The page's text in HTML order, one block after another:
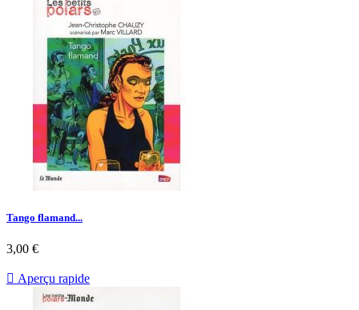
Tango flamand...
Prix
3,00 €
 Aperçu rapide